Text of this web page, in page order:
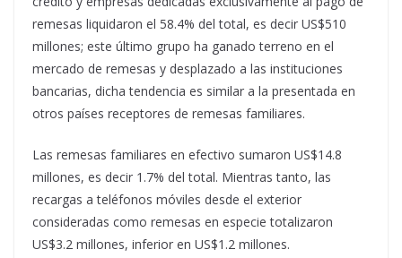
remesas liquidaron el 58.4% del total, es decir US$510
millones; este último grupo ha ganado terreno en el
mercado de remesas y desplazado a las instituciones
bancarias, dicha tendencia es similar a la presentada en
otros países receptores de remesas familiares.
Las remesas familiares en efectivo sumaron US$14.8
millones, es decir 1.7% del total. Mientras tanto, las
recargas a teléfonos móviles desde el exterior
consideradas como remesas en especie totalizaron
US$3.2 millones, inferior en US$1.2 millones.